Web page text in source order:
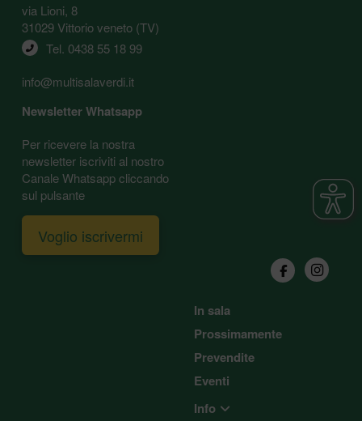
via Lioni, 8
31029 Vittorio veneto (TV)
Tel. 0438 55 18 99
info@multisalaverdi.it
Newsletter Whatsapp
Per ricevere la nostra
newsletter iscriviti al nostro
Canale Whatsapp cliccando
sul pulsante
Voglio iscrivermi
In sala
Prossimamente
Prevendite
Eventi
Info